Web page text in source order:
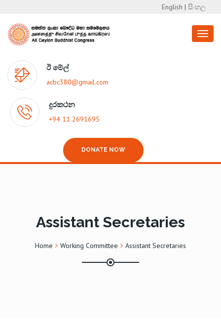
English | සිංහල
ඊ මේල්
acbc380@gmail.com
දුරකථන
+94 11 2691695
DONATE NOW
Assistant Secretaries
Home Working Committee Assistant Secretaries